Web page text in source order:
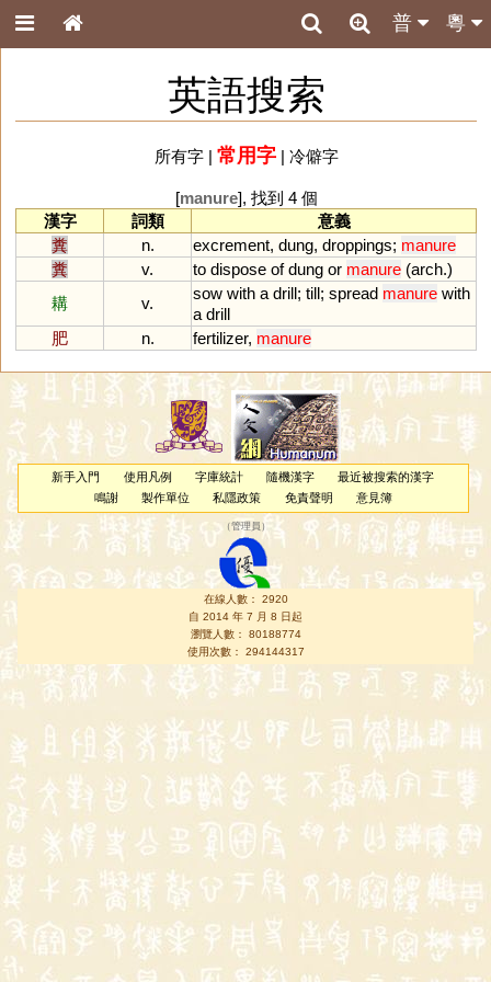
粵
普
英語搜索
所有字| 常用字| 冷僻字
[manure], 找到 4 個
漢字
詞類
意義
糞
n. excrement, dung, droppings; manure
糞
v. to dispose of dung or manure (arch.)
耩
v.
sow with a drill; till; spread manure with
a drill
肥
n. fertilizer, manure
新手入門 使用凡例 字庫統計 隨機漢字
最近被搜索的漢字
鳴謝
製作單位 私隱政策 免責聲明 意見簿
（管理員 ）
在線人數： 2920
自 2014 年 7 月 8 日起
瀏覽人數： 80188774
使用次數： 294144317